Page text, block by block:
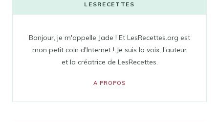
LESRECETTES
Bonjour, je m'appelle Jade ! Et LesRecettes.org est
mon petit coin d'Internet ! Je suis la voix, l'auteur
et la créatrice de LesRecettes.
A PROPOS